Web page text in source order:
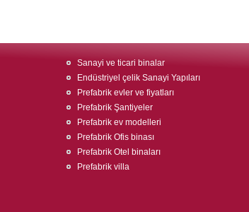
Sanayi ve ticari binalar
Endüstriyel çelik Sanayi Yapıları
Prefabrik evler ve fiyatları
Prefabrik Şantiyeler
Prefabrik ev modelleri
Prefabrik Ofis binası
Prefabrik Otel binaları
Prefabrik villa